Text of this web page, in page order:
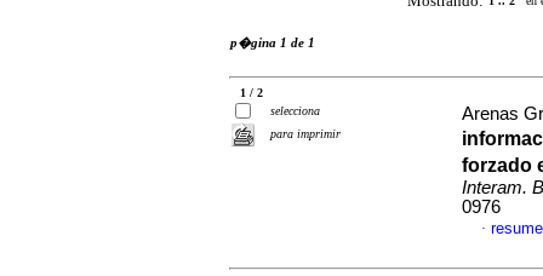
p�gina 1 de 1
1 / 2
selecciona
para imprimir
Arenas
forzado
Interam.
0976
·